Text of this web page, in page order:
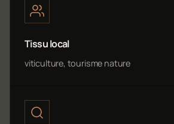
Tissu local
viticulture, tourisme nature